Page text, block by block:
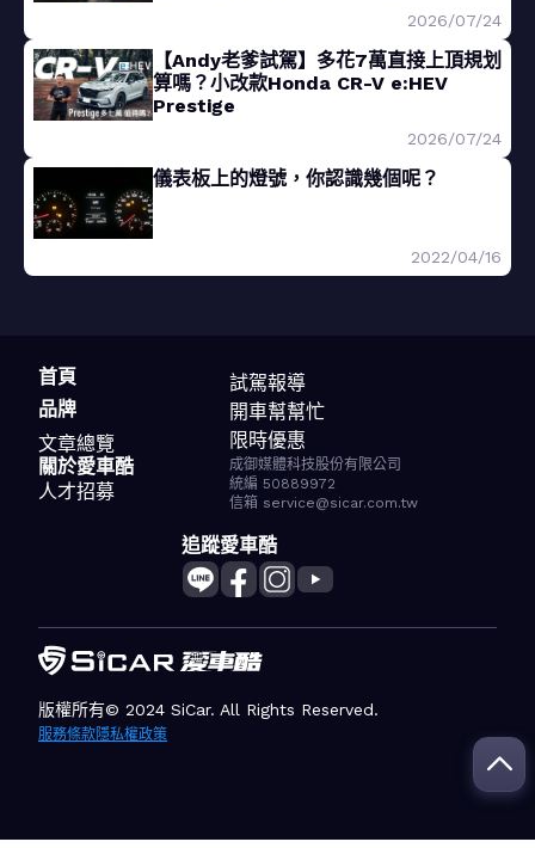
2026/07/24
【Andy老爹試駕】多花7萬直接上頂規划
算嗎？小改款Honda CR-V e:HEV
Prestige
2026/07/24
儀表板上的燈號，你認識幾個呢？
2022/04/16
首頁
品牌
文章總覽
試駕報導
開車幫幫忙
限時優惠
關於愛車酷
人才招募
成御媒體科技股份有限公司
統編 50889972
信箱 service@sicar.com.tw
追蹤愛車酷
版權所有© 2024 SiCar. All Rights Reserved.
服務條款隱私權政策